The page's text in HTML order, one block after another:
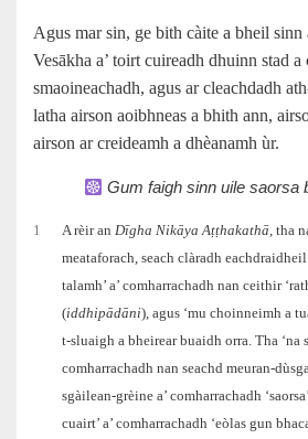
Agus mar sin, ge bith càite a bheil sinn
Vesākha a’ toirt cuireadh dhuinn stad a
smaoineachadh, agus ar cleachdadh
latha airson aoibhneas a bhith ann,
airson ar creideamh a dhèanamh ùr.
Gum faigh sinn uile saorsa
1 A rèir anDīgha Nikāya Aṭṭhakathā, tha
meataforach, seach clàradh
talamh’ a’ comharrachadh nan ceithir
(iddhipādāni), agus ‘mu choinneimh a
t‑sluaigh a bheirear buaidh orra. Tha ‘na
comharrachadh nan seachd meuran-
sgàilean-grèine a’ comharrachadh
cuairt’ a’ comharrachadh ‘eòlas gun